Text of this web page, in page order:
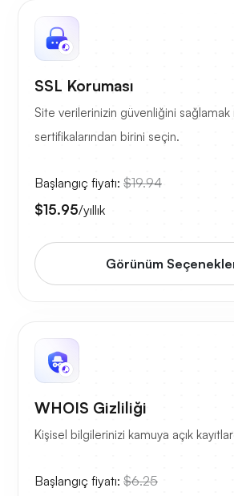
SSL Koruması
Site verilerinizin güvenliğini sağlamak
sertifikalarından birini seçin.
Başlangıç fiyatı: $19.94
$15.95/yıllık
Görünüm
WHOIS Gizliliği
Kişisel bilgilerinizi kamuya açık
Başlangıç fiyatı: $6.25